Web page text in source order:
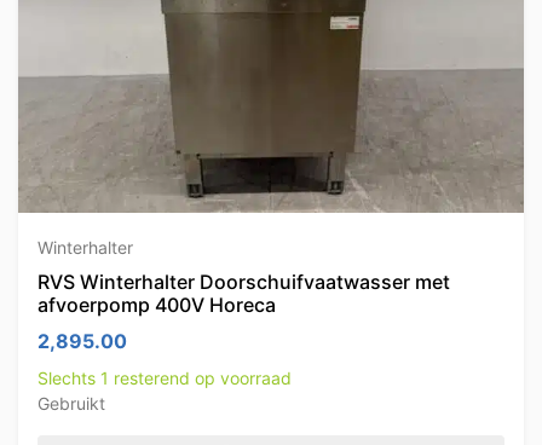
Winterhalter
RVS Winterhalter Doorschuifvaatwasser met
afvoerpomp 400V Horeca
2,895.00
Slechts 1 resterend op voorraad
Gebruikt